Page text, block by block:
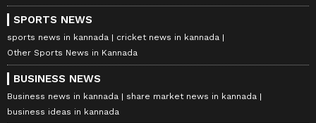
SPORTS NEWS
sports news in kannada
cricket news in kannada
Other Sports News in Kannada
BUSINESS NEWS
Business news in kannada
share market news in kannada
business ideas in kannada